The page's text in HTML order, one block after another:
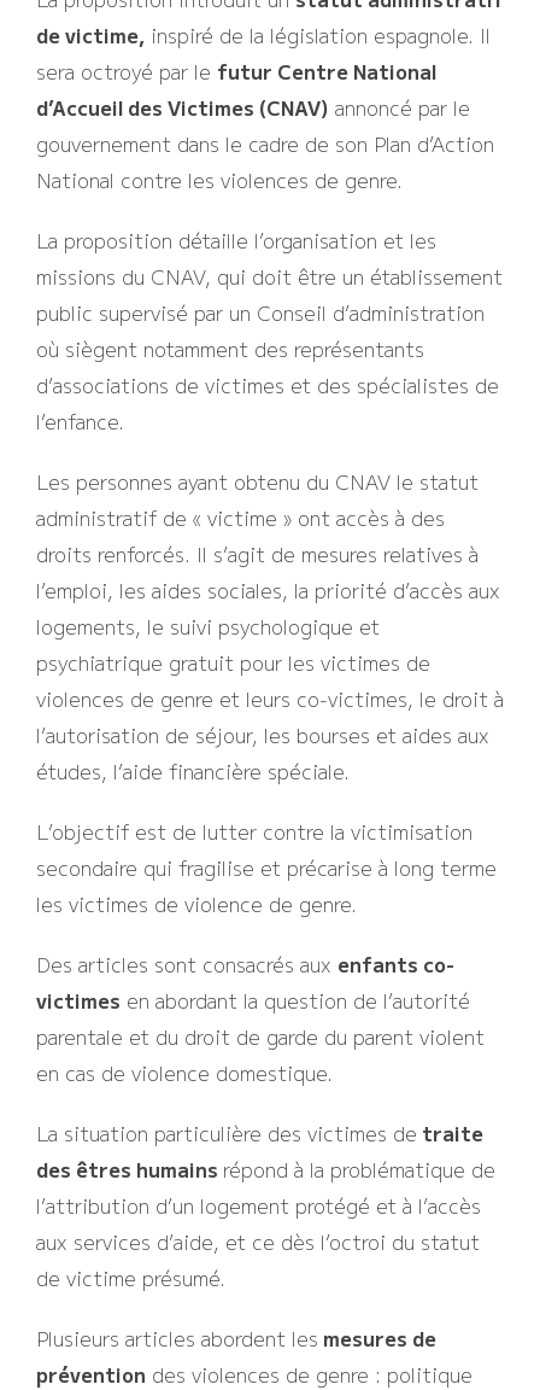
de victime, inspiré de la législation espagnole. Il
sera octroyé par le futur Centre National
d’Accueil des Victimes (CNAV) annoncé par le
gouvernement dans le cadre de son Plan d’Action
National contre les violences de genre.
La proposition détaille l’organisation et les
missions du CNAV, qui doit être un établissement
public supervisé par un Conseil d’administration
où siègent notamment des représentants
d’associations de victimes et des spécialistes de
l’enfance.
Les personnes ayant obtenu du CNAV le statut
administratif de « victime » ont accès à des
droits renforcés. Il s’agit de mesures relatives à
l’emploi, les aides sociales, la priorité d’accès aux
logements, le suivi psychologique et
psychiatrique gratuit pour les victimes de
violences de genre et leurs co-victimes, le droit à
l’autorisation de séjour, les bourses et aides aux
études, l’aide financière spéciale.
L’objectif est de lutter contre la victimisation
secondaire qui fragilise et précarise à long terme
les victimes de violence de genre.
Des articles sont consacrés aux enfants co-
victimes en abordant la question de l’autorité
parentale et du droit de garde du parent violent
en cas de violence domestique.
La situation particulière des victimes de traite
des êtres humains répond à la problématique de
l’attribution d’un logement protégé et à l’accès
aux services d’aide, et ce dès l’octroi du statut
de victime présumé.
Plusieurs articles abordent les mesures de
prévention des violences de genre : politique